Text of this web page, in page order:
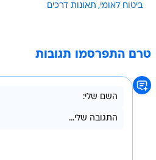
ביטוח לאומי תאונות דרכים
טרם התפרסמו תגובות